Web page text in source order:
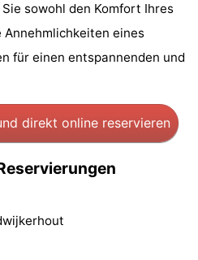
sowohl den Komfort Ihres
eines
für einen entspannenden und
direkt online reservieren